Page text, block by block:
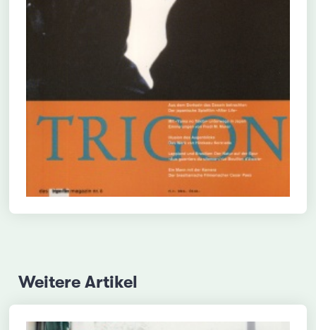
Weitere Artikel